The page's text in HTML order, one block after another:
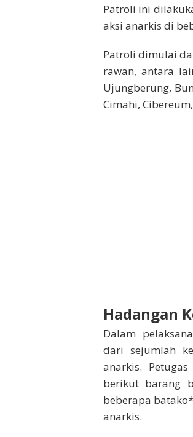
Patroli ini
aksi anarkis di
Patroli dimulai
rawan, antara
Ujungberung,
Cimahi,
Hadangan
Dalam
dari sejumlah
anarkis.
berikut barang
beberapa
anarkis.